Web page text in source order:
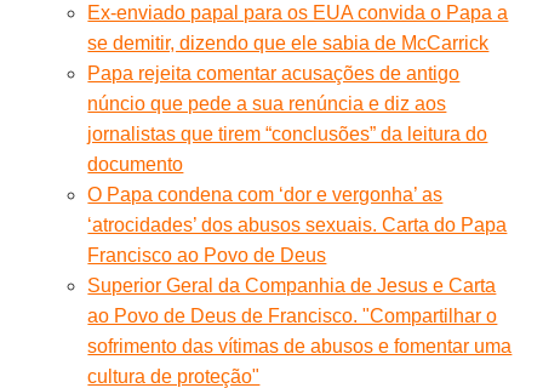
Ex-enviado papal para os EUA convida o Papa a
se demitir, dizendo que ele sabia de McCarrick
Papa rejeita comentar acusações de antigo
núncio que pede a sua renúncia e diz aos
jornalistas que tirem “conclusões” da leitura do
documento
O Papa condena com ‘dor e vergonha’ as
‘atrocidades’ dos abusos sexuais. Carta do Papa
Francisco ao Povo de Deus
Superior Geral da Companhia de Jesus e Carta
ao Povo de Deus de Francisco. "Compartilhar o
sofrimento das vítimas de abusos e fomentar uma
cultura de proteção"